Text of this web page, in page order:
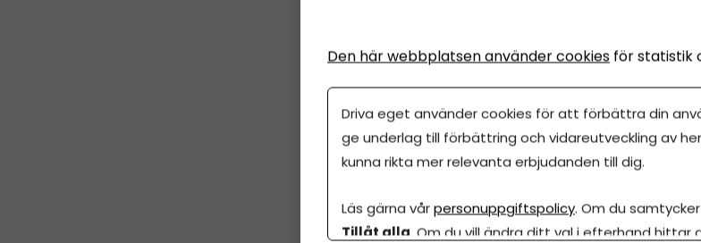
[caption id="attachment_13203" align="alignnone"
Den här webbplatsen använder cookies för statistik
Driva eget använder cookies för att förbättra din
ge underlag till förbättring och vidareutveckling av
kunna rikta mer relevanta erbjudanden till dig.
Läs gärna vårpersonuppgiftspolicy. Om du
Tillåt alla . Om du vill ändra ditt val i efterhand hittar